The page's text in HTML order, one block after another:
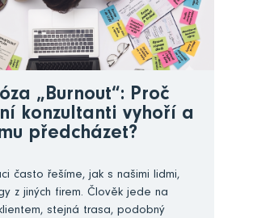
„Burnout“: Proč
konzultanti vyhoří a
předcházet?
často řešíme, jak s našimi lidmi,
z jiných firem. Člověk jede na
stejná trasa, podobný